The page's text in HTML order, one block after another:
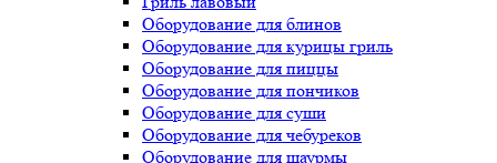
Оборудование для блинов
Оборудование для курицы гриль
Оборудование для пиццы
Оборудование для пончиков
Оборудование для суши
Оборудование для чебуреков
Оборудование для шаурмы